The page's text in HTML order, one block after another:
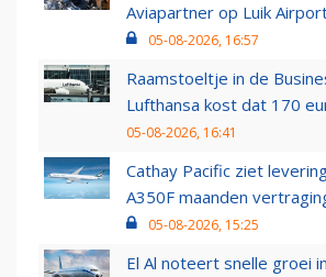
Aviapartner op Luik
05-08-2026, 16:57
Raamstoeltje in de
Lufthansa kost dat 170
05-08-2026, 16:41
Cathay Pacific ziet
A350F maanden
05-08-2026, 15:25
El Al noteert snelle groei